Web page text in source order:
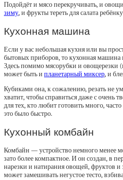
Подойдёт и мясо перекручивать, и
зиму, и фрукты тереть для салата
Кухонная машина
Если у вас небольшая кухня или вы
бытовых приборов, то кухонная машина
Здесь помимо мясорубки и овощерезки
может быть и планетарный миксер, и
Кубиками она, к сожалению, резать не
хватит, чтобы справиться даже с очень
для тех, кто любит готовить много,
это было быстро.
Кухонный комбайн
Комбайн — устройство немного менее
зато более компактное. И он создан, в
нарезки и натирания овощей, фруктов
может замешивать негустое тесто,